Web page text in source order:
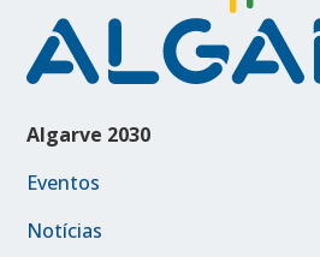
Algarve 2030
Eventos
Notícias